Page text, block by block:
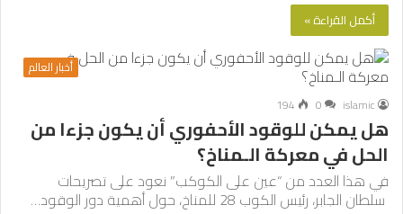
أكمل القراءة »
أخبار العالم
islamic
0
194
هل يمكن للوقود الأحفوري أن يكون جزءا من
الحل في معركة الـمناخ؟
في هذا العدد من “عين على الكوكب” نعود على تصريحات
سلطان الجابر، رئيس الكوب 28 للمناخ، حول أهمية دور الوقود…